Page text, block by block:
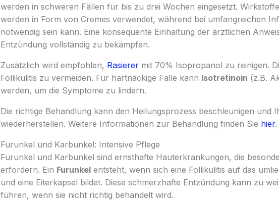
werden in schweren Fällen für bis zu drei Wochen eingesetzt.
werden in Form von Cremes verwendet, während bei umfangreichen
notwendig sein kann. Eine konsequente Einhaltung der ärztlichen
Entzündung vollständig zu bekämpfen.
Zusätzlich wird empfohlen, Rasierermit 70% Isopropanol zu reinigen.
Follikulitis zu vermeiden. Für hartnäckige Fälle kann Isotretinoin (z.B.
werden, um die Symptome zu lindern.
Die richtige Behandlung kann den Heilungsprozess beschleunigen und
wiederherstellen. Weitere Informationen zur Behandlung finden Sie hier.
Furunkel und Karbunkel: Intensive Pflege
Furunkel und Karbunkel sind ernsthafte Hauterkrankungen, die
erfordern. Ein Furunkelentsteht, wenn sich eine Follikulitis auf das
und eine Eiterkapsel bildet. Diese schmerzhafte Entzündung kann zu
führen, wenn sie nicht richtig behandelt wird.